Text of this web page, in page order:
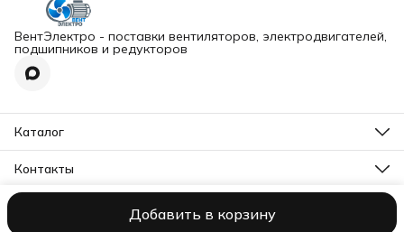
Добавить в корзину
ВентЭлектро - поставки вентиляторов, электродвигателей,
подшипников и редукторов
Каталог
Вентиляторы
Редукторы
Электродвигатели
Контакты
Адрес
ВентЭлектро ИП Слесарев В. Д.ОплатаДоставка